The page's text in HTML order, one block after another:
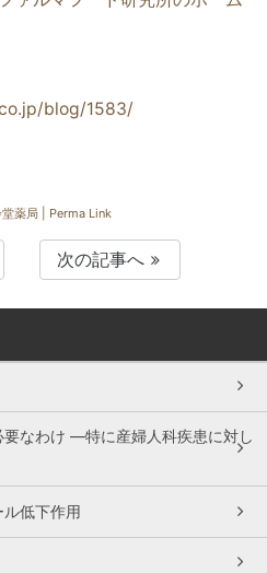
blog/1583/
薬局 Perma Link
次の記事へ
要なわけ ―特に産婦人科疾患に対し
低下作用